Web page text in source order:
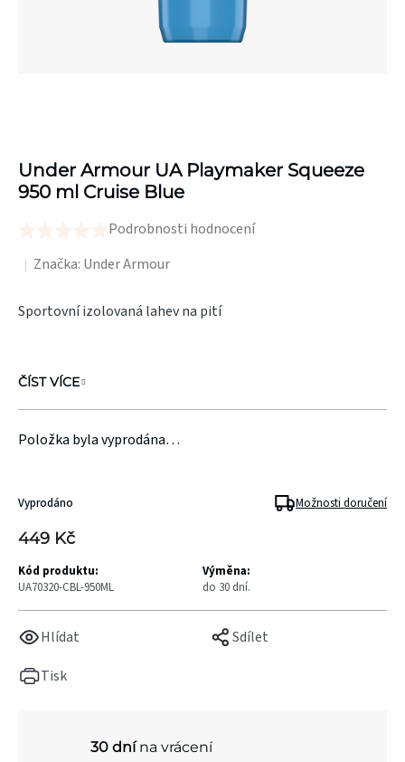
Under Armour UA Playmaker Squeeze
950 ml Cruise Blue
hodnocení
je
5
hvězdiček.
Podrobnosti hodnocení
Značka: Under Armour
Položka byla vyprodána…
Sportovní izolovaná lahev na pití
ČÍST VÍCE
Tisk
Hlídat Sdílet
449 Kč
Vyprodáno Možnosti doručení
Kód produktu:
UA70320-CBL-950ML
Výměna:
do 30 dní.
30 dnína vrácení